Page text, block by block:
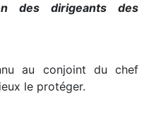
des dirigeants des
au conjoint du chef
le protéger.